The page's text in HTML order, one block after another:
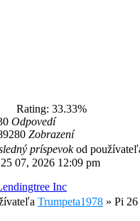
Rating: 33.33%
Odpovedí
Zobrazení
príspevokod
07, 2026 12:09 pm
Inc
Trumpeta1978 » Pi 26